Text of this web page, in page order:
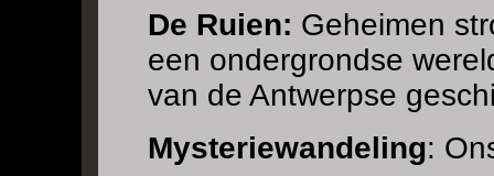
De Ruien: Geheimen
een ondergrondse
van de Antwerpse
Mysteriewandeling: